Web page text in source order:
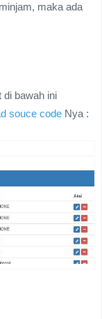
maka ada
di bawah ini
souce code Nya :